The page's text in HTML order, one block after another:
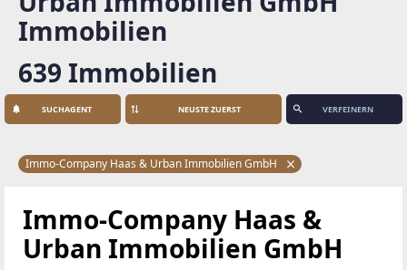
Immobilien
639 Immobilien
SUCHAGENT VERFEINERN
Immo-Company Haas & Urban Immobilien GmbH
Immo-Company Haas &
Urban Immobilien GmbH